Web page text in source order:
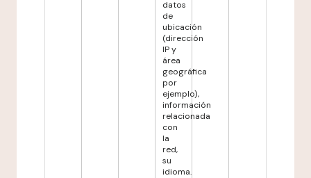
datos
de
ubicación
(dirección
IP y
área
geográfica
por
ejemplo),
información
relacionada
con
la
red,
su
idioma.